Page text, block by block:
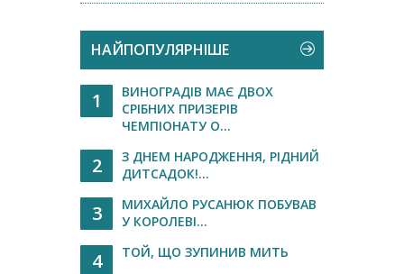
НАЙПОПУЛЯРНІШЕ
1
ВИНОГРАДІВ МАЄ ДВОХ
СРІБНИХ ПРИЗЕРІВ
ЧЕМПІОНАТУ О...
2
З ДНЕМ НАРОДЖЕННЯ, РІДНИЙ
ДИТСАДОК!...
3
МИХАЙЛО РУСАНЮК ПОБУВАВ
У КОРОЛЕВІ...
4 ТОЙ, ЩО ЗУПИНИВ МИТЬ